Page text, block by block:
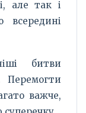
але так і
битви
Перемогти
важче,